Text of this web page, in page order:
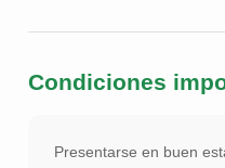
Condiciones
Presentarse en buen